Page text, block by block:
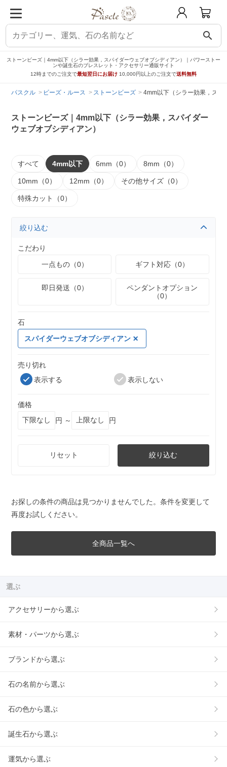
search
ストーンビーズ｜4mm以下（シラー効果，スパイダーウェブオブシディアン）｜パワーストー
ンや誕生石のブレスレット・アクセサリー通販サイト
12時までのご注文で最短翌日にお届け 10,000円以上のご注文で送料無料
パスクル ビーズ・ルース ストーンビーズ 4mm以下（シラー効果，スパ
ストーンビーズ｜4mm以下（シラー効果，スパイダー
ウェブオブシディアン）
すべて 4mm以下 6mm（0） 8mm（0）
10mm（0） 12mm（0） その他サイズ（0）
特殊カット（0）
絞り込む
こだわり
一点もの（0）
ギフト対応（0）
即日発送（0）
ペンダントオプション
（0）
石
スパイダーウェブオブシディアン
売り切れ
表示する
表示しない
価格
円 ～
円
リセット 絞り込む
お探しの条件の商品は見つかりませんでした。条件を変更して
再度お試しください。
全商品一覧へ
選ぶ
アクセサリーから選ぶ
素材・パーツから選ぶ
ブランドから選ぶ
石の名前から選ぶ
石の色から選ぶ
誕生石から選ぶ
運気から選ぶ